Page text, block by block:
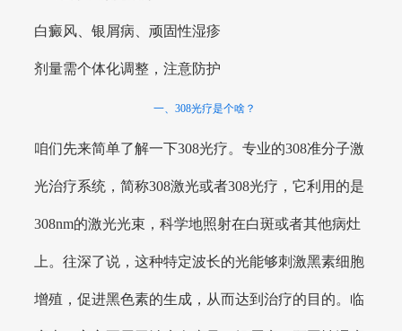
白癜风、银屑病、顽固性湿疹
剂量需个体化调整，注意防护
一、308光疗是个啥？
咱们先来简单了解一下308光疗。专业的308准分子激
光治疗系统，简称308激光或者308光疗，它利用的是
308nm的激光光束，科学地照射在白斑或者其他病灶
上。往深了说，这种特定波长的光能够刺激黑素细胞
增殖，促进黑色素的生成，从而达到治疗的目的。临